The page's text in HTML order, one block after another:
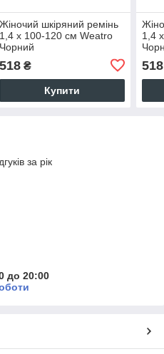
Жіночий шкіряний ремінь
1,4 х 100-120 см Weatro
Чорний
518₴
Купити
1,4
518
за рік
до 20:00